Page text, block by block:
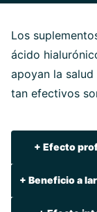
Los
ácido
apoyan la
tan efectivos
+ Efecto
+ Beneficio a